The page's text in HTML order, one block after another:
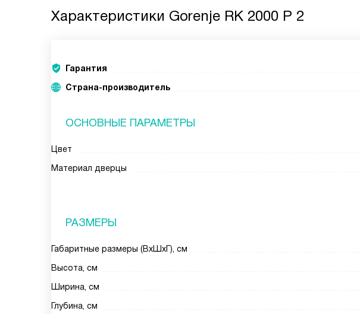
Характеристики Gorenje RK 2000 P 2
Гарантия
Страна-производитель
ОСНОВНЫЕ ПАРАМЕТРЫ
Цвет
Материал дверцы
РАЗМЕРЫ
Габаритные размеры (ВxШxГ), см
Высота, см
Ширина, см
Глубина, см